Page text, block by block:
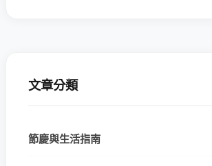
文章分類
節慶與生活指南